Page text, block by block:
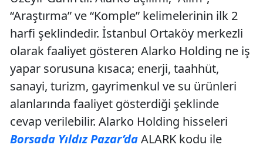
“Araştırma” ve “Komple” kelimelerinin ilk 2
harfi şeklindedir. İstanbul Ortaköy merkezli
olarak faaliyet gösteren Alarko Holding ne iş
yapar sorusuna kısaca; enerji, taahhüt,
sanayi, turizm, gayrimenkul ve su ürünleri
alanlarında faaliyet gösterdiği şeklinde
cevap verilebilir. Alarko Holding hisseleri
Borsada Yıldız Pazar’daALARK kodu ile